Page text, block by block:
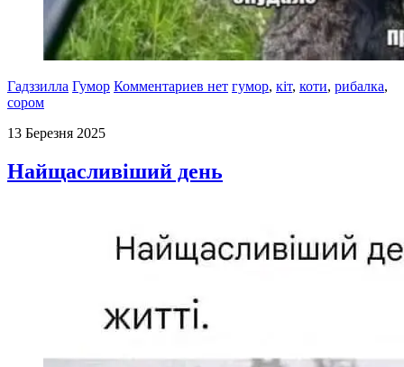
Гадззилла Гумор Комментариев нет гумор, кіт, коти, рибалка,
сором
13 Березня 2025
Найщасливіший день